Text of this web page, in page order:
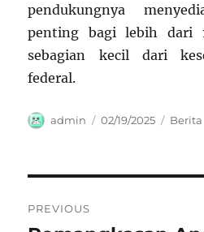
pendukungnya
penting bagi lebih dari
sebagian kecil dari
federal.
Author
admin
Posted
02/19/2025 Berita
PREVIOUS